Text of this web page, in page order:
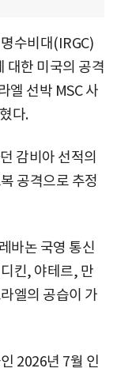
수비대(IRGC)
대한 미국의 공격
엘 선박 MSC 사
다.
감비아 선적의
공격으로 추정
바논 국영 통신
킨, 야테르, 만
엘의 공습이 가
2026년 7월 인